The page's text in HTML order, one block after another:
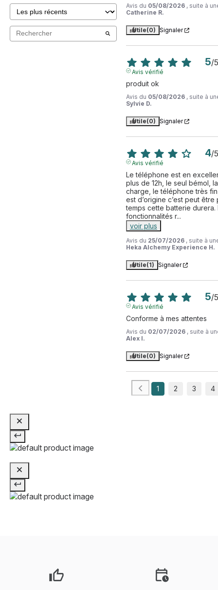
Avis du 05/08/2026 , suite à
Catherine R.
Utile(0) Signaler
5/5
Avis vérifié
produit ok
Avis du 05/08/2026 , suite à
Sylvie D.
Utile(0) Signaler
4/5
Avis vérifié
Le téléphone est en
plus de 12h, le seul bémol,
charge, le téléphone très
est d’origine c’est peut
temps cette batterie
fonctionnalités r...
voir plus
Avis du 25/07/2026 , suite à
Heka Alchemy Experience H.
Utile(1) Signaler
5/5
Avis vérifié
Conforme à mes attentes
Avis du 02/07/2026 , suite à
Alex I.
Utile(0) Signaler
1 2 3 4